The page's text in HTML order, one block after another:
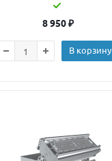
8 950₽
В корзину